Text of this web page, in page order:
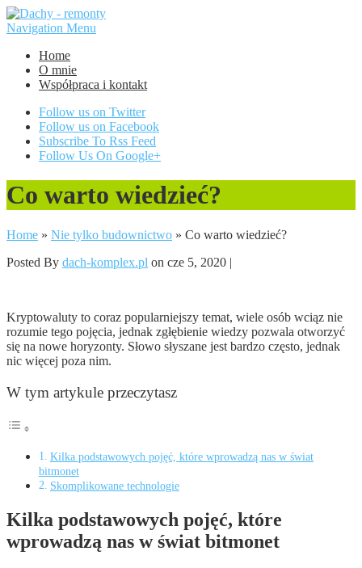
Navigation Menu
Home
O mnie
Współpraca i kontakt
Follow us on Twitter
Follow us on Facebook
Subscribe To Rss Feed
Follow Us On Google+
Co warto wiedzieć?
Home » Nie tylko budownictwo » Co warto wiedzieć?
Posted By dach-komplex.pl on cze 5, 2020 |
Kryptowaluty to coraz popularniejszy temat, wiele osób wciąz nie
rozumie tego pojęcia, jednak zgłębienie wiedzy pozwala otworzyć
się na nowe horyzonty. Słowo słyszane jest bardzo często, jednak
nic więcej poza nim.
W tym artykule przeczytasz
Kilka podstawowych pojęć, które wprowadzą nas w świat
bitmonet
Skomplikowane technologie
Kilka podstawowych pojęć, które
wprowadzą nas w świat bitmonet